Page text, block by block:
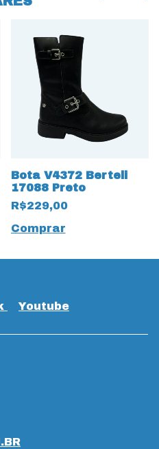
Bota V4372 Berteli
17088 Preto
R$229,00
Comprar
Youtube